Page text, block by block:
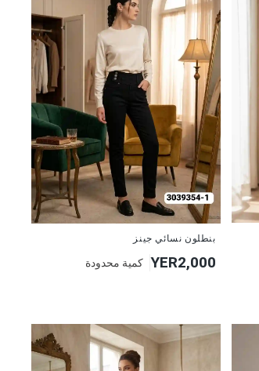
بنطلون نسائي جينز
YER2,000 كمية محدودة